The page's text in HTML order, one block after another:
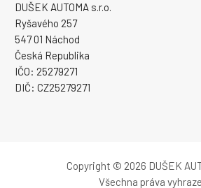
DUŠEK AUTOMA s.r.o.
Ryšavého 257
547 01 Náchod
Česká Republika
IČO: 25279271
DIČ: CZ25279271
Copyright © 2026 DUŠEK
Všechna práva